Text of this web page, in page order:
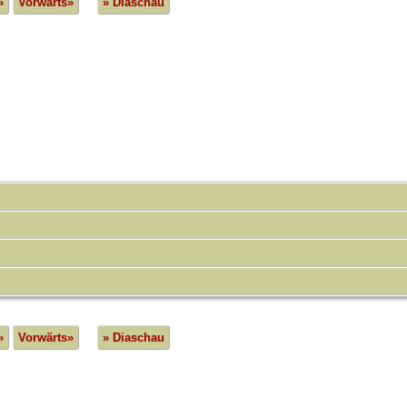
Vorwärts» » Diaschau